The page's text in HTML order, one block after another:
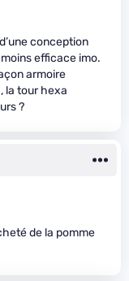
conception
efficace imo.
armoire
la tour hexa
?
de la pomme